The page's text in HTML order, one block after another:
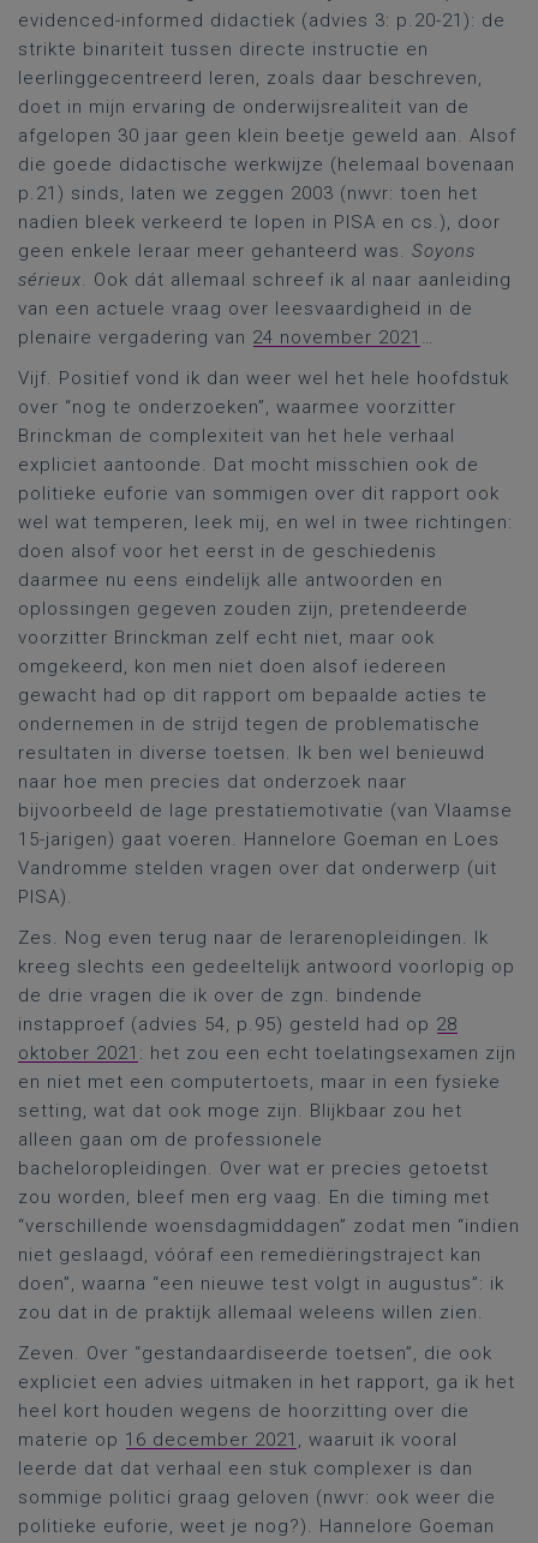
evidenced-informed didactiek (advies 3: p.20-21): de
strikte binariteit tussen directe instructie en
leerlinggecentreerd leren, zoals daar beschreven,
doet in mijn ervaring de onderwijsrealiteit van de
afgelopen 30 jaar geen klein beetje geweld aan. Alsof
die goede didactische werkwijze (helemaal bovenaan
p.21) sinds, laten we zeggen 2003 (nwvr: toen het
nadien bleek verkeerd te lopen in PISA en cs.), door
geen enkele leraar meer gehanteerd was. Soyons
sérieux. Ook dát allemaal schreef ik al naar aanleiding
van een actuele vraag over leesvaardigheid in de
plenaire vergadering van 24 november 2021 …
Vijf. Positief vond ik dan weer wel het hele hoofdstuk
over “nog te onderzoeken”, waarmee voorzitter
Brinckman de complexiteit van het hele verhaal
expliciet aantoonde. Dat mocht misschien ook de
politieke euforie van sommigen over dit rapport ook
wel wat temperen, leek mij, en wel in twee richtingen:
doen alsof voor het eerst in de geschiedenis
daarmee nu eens eindelijk alle antwoorden en
oplossingen gegeven zouden zijn, pretendeerde
voorzitter Brinckman zelf echt niet, maar ook
omgekeerd, kon men niet doen alsof iedereen
gewacht had op dit rapport om bepaalde acties te
ondernemen in de strijd tegen de problematische
resultaten in diverse toetsen. Ik ben wel benieuwd
naar hoe men precies dat onderzoek naar
bijvoorbeeld de lage prestatiemotivatie (van Vlaamse
15-jarigen) gaat voeren. Hannelore Goeman en Loes
Vandromme stelden vragen over dat onderwerp (uit
PISA).
Zes. Nog even terug naar de lerarenopleidingen. Ik
kreeg slechts een gedeeltelijk antwoord voorlopig op
de drie vragen die ik over de zgn. bindende
instapproef (advies 54, p.95) gesteld had op 28
oktober 2021 : het zou een echt toelatingsexamen zijn
en niet met een computertoets, maar in een fysieke
setting, wat dat ook moge zijn. Blijkbaar zou het
alleen gaan om de professionele
bacheloropleidingen. Over wat er precies getoetst
zou worden, bleef men erg vaag. En die timing met
“verschillende woensdagmiddagen” zodat men “indien
niet geslaagd, vóóraf een remediëringstraject kan
doen”, waarna “een nieuwe test volgt in augustus”: ik
zou dat in de praktijk allemaal weleens willen zien.
Zeven. Over “gestandaardiseerde toetsen”, die ook
expliciet een advies uitmaken in het rapport, ga ik het
heel kort houden wegens de hoorzitting over die
materie op 16 december 2021 , waaruit ik vooral
leerde dat dat verhaal een stuk complexer is dan
sommige politici graag geloven (nwvr: ook weer die
politieke euforie, weet je nog?). Hannelore Goeman